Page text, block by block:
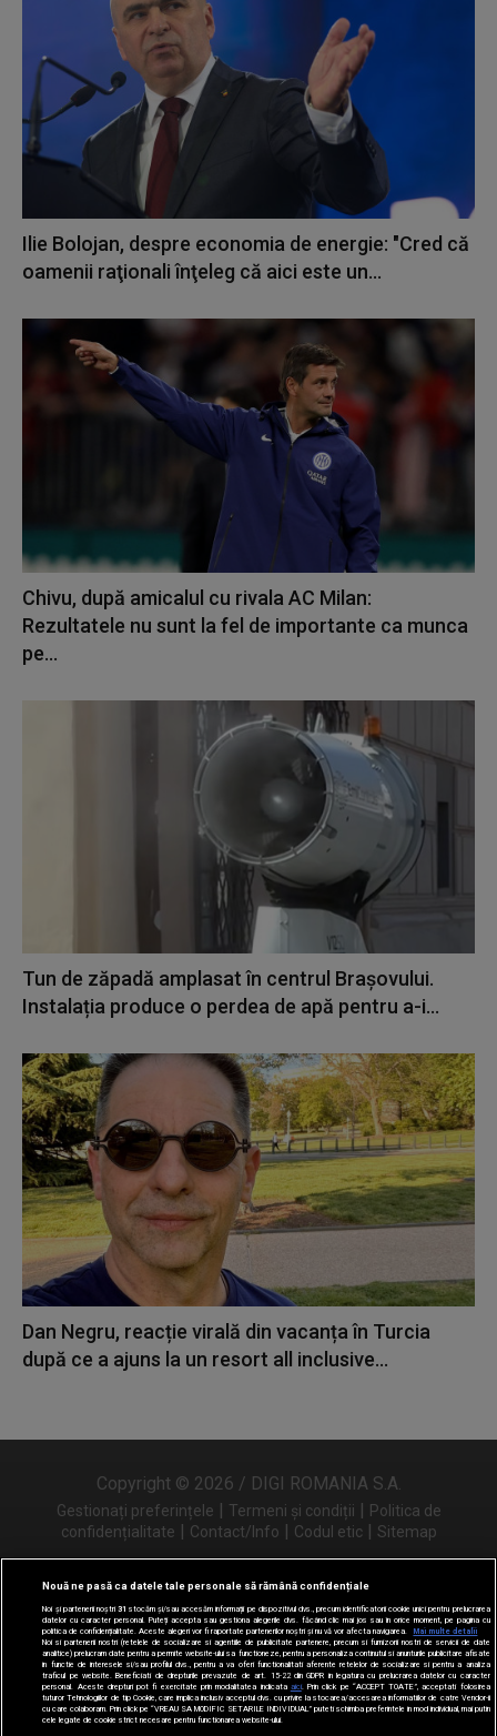
Ilie Bolojan, despre economia de energie: "Cred că
oamenii raţionali înţeleg că aici este un...
Chivu, după amicalul cu rivala AC Milan:
Rezultatele nu sunt la fel de importante ca munca
pe...
Tun de zăpadă amplasat în centrul Brașovului.
Instalația produce o perdea de apă pentru a-i...
Dan Negru, reacție virală din vacanța în Turcia
după ce a ajuns la un resort all inclusive...
Copyright © 2026 / DIGI ROMANIA S.A.
Gestionați preferințele Termeni și condiții
Politica de
confidențialitate
Contact/Info Codul etic Sitemap
Urmărește-ne și pe
Nouă ne pasă ca datele tale personale să rămână confidențiale
Noi și partenerii noștri31 stocăm și/sau accesăm informații pe dispozitivul dvs., precum identificatorii cookie unici pentru prelucrarea
datelor cu caracter personal. Puteți accepta sau gestiona alegerile dvs. făcând clic mai jos sau în orice moment, pe pagina cu
politica de confidențialitate. Aceste alegeri vor fi raportate partenerilor noștri și nu vă vor afecta navigarea.
Mai multe detalii
Noi si partenerii nostri (retelele de socializare si agentiile de publicitate partenere, precum si furnizorii nostri de servicii de date
analitice) prelucram date pentru a permite website-ului sa functioneze, pentru a personaliza continutul si anunturile publicitare afisate
in functie de interesele si/sau profilul dvs., pentru a va oferi functionalitati aferente retelelor de socializare si pentru a analiza
traficul pe website. Beneficiati de drepturile prevazute de art. 15-22 din GDPR in legatura cu prelucrarea datelor cu caracter
personal. Aceste drepturi pot fi exercitate prin modalitatea indicata aici. Prin click pe “ACCEPT TOATE”, acceptati folosirea
tuturor Tehnologiilor de tip Cookie, care implica inclusiv acceptul dvs. cu privire la stocarea/accesarea informatiilor de catre Vendor-ii
cu care colaboram. Prin click pe “VREAU SA MODIFIC SETARILE INDIVIDUAL” puteti schimba preferintele in mod individual, mai putin
cele legate de cookie strict necesare pentru functionarea website-ului.